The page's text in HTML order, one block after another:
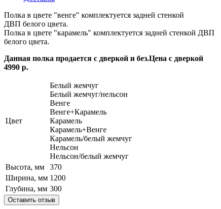
Полка в цвете "венге" комплектуется задней стенкой
ДВП белого цвета.
Полка в цвете "карамель" комплектуется задней стенкой ДВП
белого цвета.
Данная полка продается с дверкой и без.Цена с дверкой
4990 р.
Цвет
Белый жемчуг
Белый жемчуг/нельсон
Венге
Венге+Карамель
Карамель
Карамель+Венге
Карамель/белый жемчуг
Нельсон
Нельсон/белый жемчуг
Высота, мм
370
Ширина, мм 1200
Глубина, мм 300
Оставить отзыв